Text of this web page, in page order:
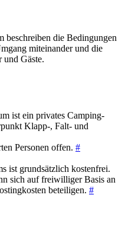
beschreiben die Bedingungen
miteinander und die
Gäste.
ist ein privates Camping-
Klapp-, Falt- und
Personen offen. #
ist grundsätzlich kostenfrei.
sich auf freiwilliger Basis an
beteiligen. #